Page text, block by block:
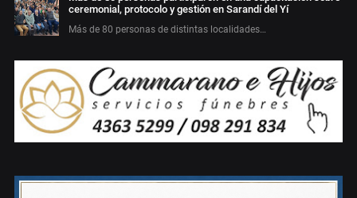
ceremonial, protocolo y gestión en Sarandí del Yí
Más de 80 personas de distintas localidades…